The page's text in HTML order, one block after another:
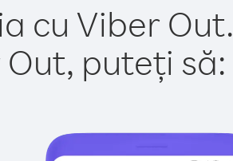
cu Viber Out.
puteți să: